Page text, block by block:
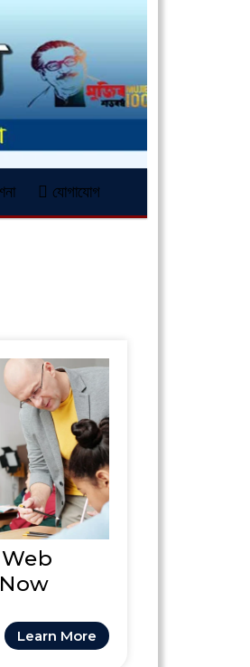
যোগাযোগ
Learn More